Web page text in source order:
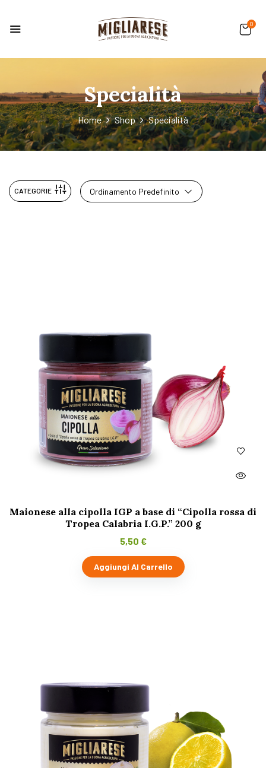
0
Specialità
Home Shop Specialità
CATEGORIE Ordinamento Predefinito
Maionese alla cipolla IGP a base di “Cipolla rossa di
Tropea Calabria I.G.P.” 200 g
5,50 €
Aggiungi Al Carrello